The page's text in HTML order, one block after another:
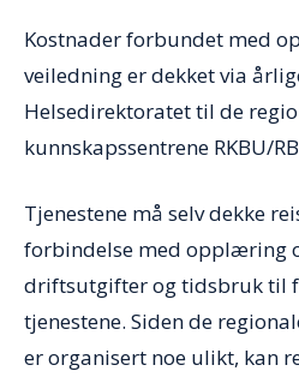
Kostnader forbundet med
veiledning er dekket via
Helsedirektoratet til de
kunnskapssentrene RKBU/
Tjenestene må selv dekke
forbindelse med opplæring
driftsutgifter og tidsbruk til
tjenestene. Siden de
er organisert noe ulikt, kan